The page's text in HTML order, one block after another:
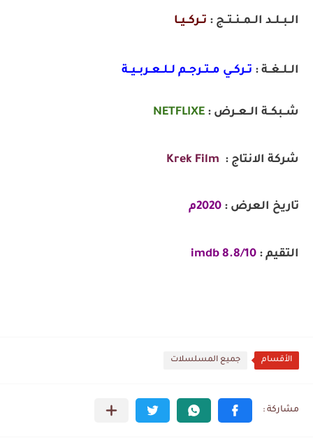
الــبــلــد الــمــنــتــج : تــركــيــا
الــلــغــة : تــركــي مــتــرجــم لــلــعــربــيــة
شــبكــة الــعــرض : NETFLIXE
شركة الانتاج : Krek Film
تاريخ العرض : 2020م
التقيم : 8.8/10 imdb
الأقسام جميع المسلسلات